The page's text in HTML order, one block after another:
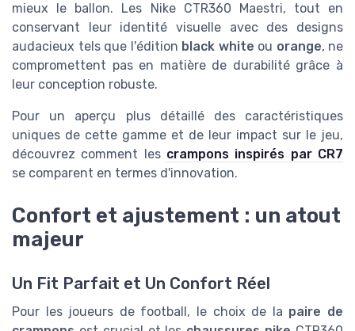
mieux le ballon. Les Nike CTR360 Maestri, tout en
conservant leur identité visuelle avec des designs
audacieux tels que l'édition black white ou orange, ne
compromettent pas en matière de durabilité grâce à
leur conception robuste.
Pour un aperçu plus détaillé des caractéristiques
uniques de cette gamme et de leur impact sur le jeu,
découvrez comment les crampons inspirés par CR7
se comparent en termes d'innovation.
Confort et ajustement : un atout
majeur
Un Fit Parfait et Un Confort Réel
Pour les joueurs de football, le choix de la paire de